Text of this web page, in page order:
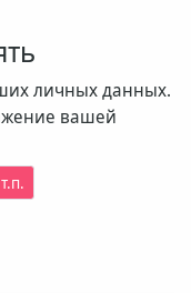
личных данных.
вашей